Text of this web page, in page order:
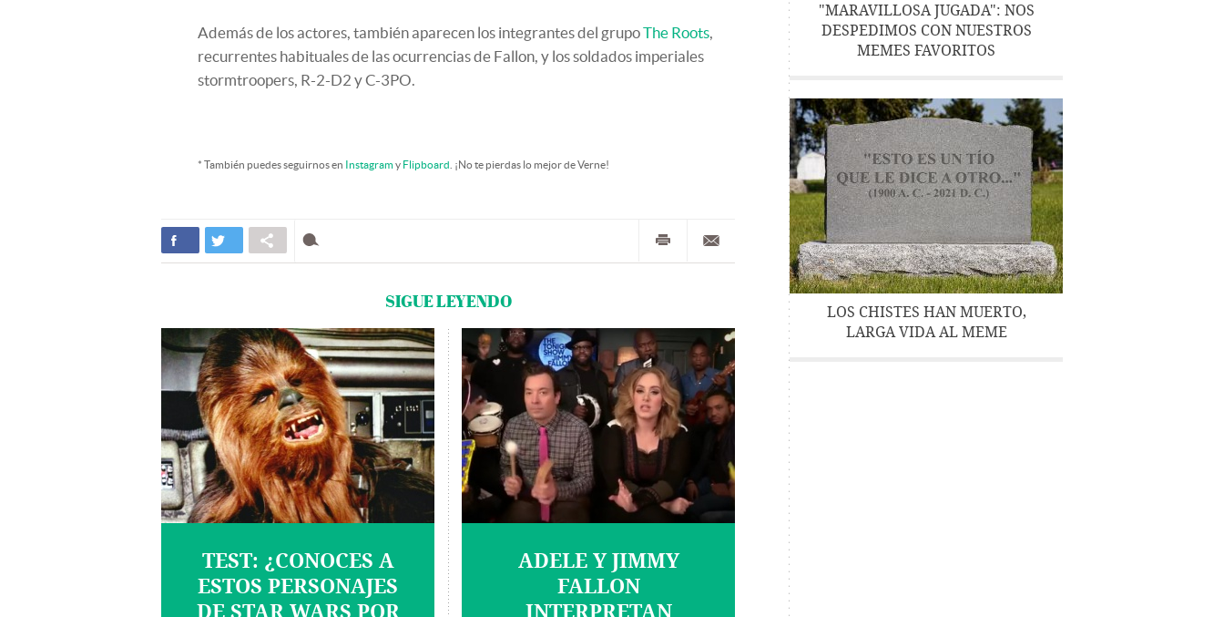
Además de los actores, también aparecen los integrantes del grupoThe Roots,
recurrentes habituales de las ocurrencias de Fallon, y los soldados imperiales
stormtroopers, R-2-D2 y C-3PO.
* También puedes seguirnos en Instagramy Flipboard . ¡No te pierdas lo mejor de Verne!
SIGUE LEYENDO
TEST: ¿CONOCES A
ESTOS PERSONAJES
ADELE Y JIMMY
FALLON
"MARAVILLOSA JUGADA": NOS
DESPEDIMOS CON NUESTROS
MEMES FAVORITOS
LOS CHISTES HAN MUERTO,
LARGA VIDA AL MEME